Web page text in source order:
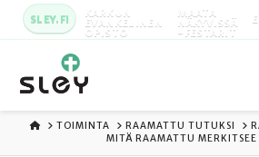
SLEY.FI KARKUN
EVANKELINEN
OPISTO
MAATA
NÄKYVISSÄ
-FESTARIT
ETUSIVU
TOIMINTA RAAMATTU TUTUKSI
MITÄ RAAMATTU MERKITSEE